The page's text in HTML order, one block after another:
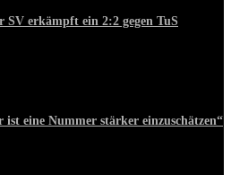
SV erkämpft ein 2:2 gegen TuS
ist eine Nummer stärker einzuschätzen“